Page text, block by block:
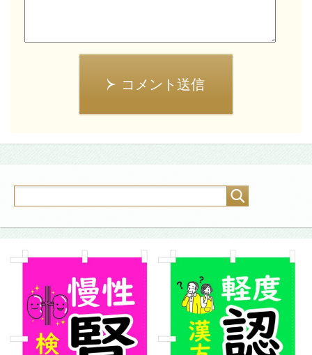
コメント送信